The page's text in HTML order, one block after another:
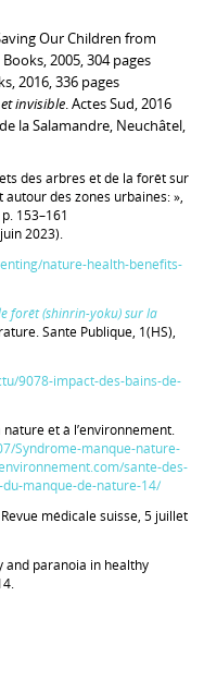
Our Children from
2005, 304 pages
2016, 336 pages
invisible. Actes Sud, 2016
la Salamandre, Neuchâtel,
des arbres et de la forêt sur
des zones urbaines: »,
153–161
2023).
nature-health-benefits-
forêt (shinrin-yoku) sur la
Sante Publique, 1(HS),
9078-impact-des-bains-de-
nature et à l’environnement.
Syndrome-manque-nature-
sante-des-
manque-de-nature-14/
médicale suisse, 5 juillet
and paranoia in healthy